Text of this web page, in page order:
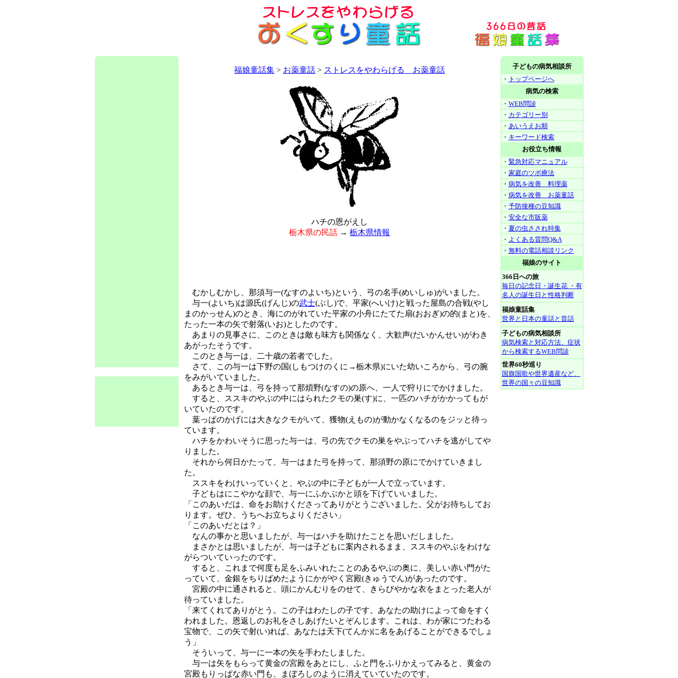
福娘童話集 > お薬童話 > ストレスをやわらげる お薬童話
ハチの恩がえし
栃木県の民話 → 栃木県情報
むかしむかし、那須与一(なすのよいち)という、弓の名手(めいしゅ)がいました。
与一(よいち)は源氏(げんじ)の武士(ぶし)で、平家(へいけ)と戦った屋島の合戦(やし
まのかっせん)のとき、海にのがれていた平家の小舟にたてた扇(おおぎ)の的(まと)を、
たった一本の矢で射落(いお)としたのです。
あまりの見事さに、このときは敵も味方も関係なく、大歓声(だいかんせい)がわき
あがったそうです。
このとき与一は、二十歳の若者でした。
さて、この与一は下野の国(しもつけのくに→栃木県)にいた幼いころから、弓の腕
をみがいていました。
あるとき与一は、弓を持って那煩野(なすの)の原へ、一人で狩りにでかけました。
すると、ススキのやぶの中にはられたクモの巣(す)に、一匹のハチがかかってもが
いていたのです。
葉っぱのかげには大きなクモがいて、獲物(えもの)が動かなくなるのをジッと待っ
ています。
ハチをかわいそうに思った与一は、弓の先でクモの巣をやぶってハチを逃がしてや
りました。
それから何日かたって、与一はまた弓を持って、那須野の原にでかけていきまし
た。
ススキをわけいっていくと、やぶの中に子どもが一人で立っています。
子どもはにこやかな顔で、与一にふかぶかと頭を下げていいました。
「このあいだは、命をお助けくださってありがとうございました。父がお待ちしてお
ります。ぜひ、うちへお立ちよりください」
「このあいだとは？」
なんの事かと思いましたが、与一はハチを助けたことを思いだしました。
まさかとは思いましたが、与一は子どもに案内されるまま、ススキのやぶをわけな
がらついていったのです。
すると、これまで何度も足をふみいれたことのあるやぶの奥に、美しい赤い門がた
っていて、金銀をちりばめたようにかがやく宮殿(きゅうでん)があったのです。
宮殿の中に通されると、頭にかんむりをのせて、きらびやかな衣をまとった老人が
待っていました。
「来てくれてありがとう。この子はわたしの子です。あなたの助けによって命をすく
われました。恩返しのお礼をさしあげたいとぞんじます。これは、わが家につたわる
宝物で、この矢で射(い)れば、あなたは天下(てんか)に名をあげることができるでしょ
う」
そういって、与一に一本の矢を手わたしました。
与一は矢をもらって黄金の宮殿をあとにし、ふと門をふりかえってみると、黄金の
宮殿もりっぱな赤い門も、まぼろしのように消えていていたのです。
子どもの病気相談所
・ トップページへ
病気の検索
・ WEB問診
・ カテゴリー別
・ あいうえお順
・ キーワード検索
お役立ち情報
・ 緊急対応マニュアル
・ 家庭のツボ療法
・ 病気を改善 料理薬
・ 病気を改善 お薬童話
・ 予防接種の豆知識
・ 安全な市販薬
・ 夏の虫さされ特集
・ よくある質問Q&A
・ 無料の電話相談リンク
福娘のサイト
366日への旅
毎日の記念日・誕生花 ・有
名人の誕生日と性格判断
福娘童話集
世界と日本の童話と昔話
子どもの病気相談所
病気検索と対応方法、症状
から検索するWEB問診
世界60秒巡り
国旗国歌や世界遺産など、
世界の国々の豆知識